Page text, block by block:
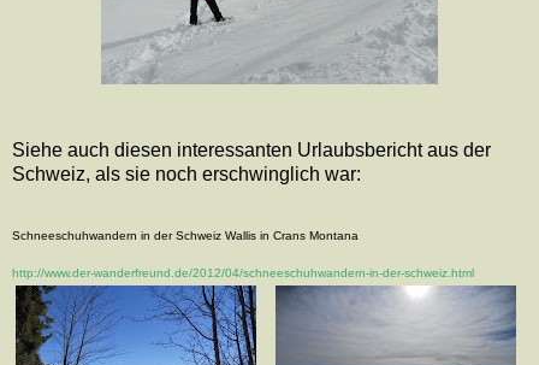
Siehe auch diesen interessanten Urlaubsbericht aus der
Schweiz, als sie noch erschwinglich war:
Schneeschuhwandern in der Schweiz Wallis in Crans Montana
http://www.der-wanderfreund.de/2012/04/schneeschuhwandern-in-der-schweiz.html